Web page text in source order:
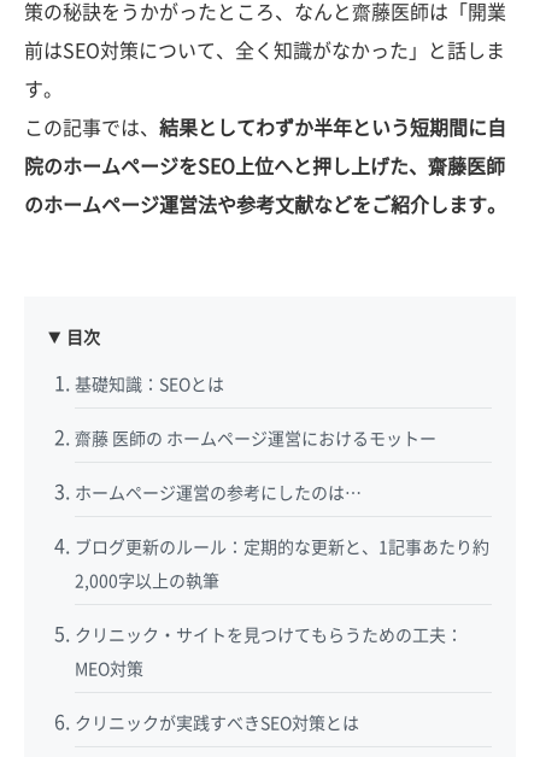
策の秘訣をうかがったところ、なんと齋藤医師は「開業
前はSEO対策について、全く知識がなかった」と話しま
す。
この記事では、 結果としてわずか半年という短期間に自
院のホームページをSEO上位へと押し上げた、齋藤医師
のホームページ運営法や参考文献などをご紹介します。
目次
基礎知識：SEOとは
齋藤 医師の ホームページ運営におけるモットー
ホームページ運営の参考にしたのは…
ブログ更新のルール：定期的な更新と、1記事あたり約
2,000字以上の執筆
クリニック・サイトを見つけてもらうための工夫：
MEO対策
クリニックが実践すべきSEO対策とは